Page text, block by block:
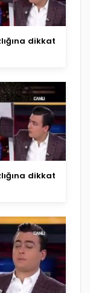
dikkat
dikkat